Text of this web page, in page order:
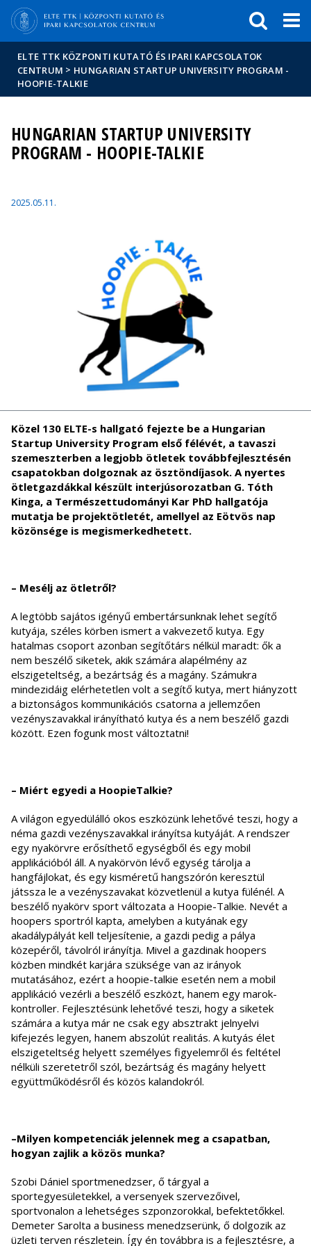
Hírek
Események
ELTE a
sajtóban
ELTE TTK KÖZPONTI KUTATÓ ÉS IPARI KAPCSOLATOK
CENTRUM > HUNGARIAN STARTUP UNIVERSITY PROGRAM -
HOOPIE-TALKIE
HUNGARIAN STARTUP UNIVERSITY
PROGRAM - HOOPIE-TALKIE
2025.05.11.
Közel 130 ELTE-s hallgató fejezte be a Hungarian
Startup University Program első félévét, a tavaszi
szemeszterben a legjobb ötletek továbbfejlesztésén
csapatokban dolgoznak az ösztöndíjasok. A nyertes
ötletgazdákkal készült interjúsorozatban G. Tóth
Kinga, a Természettudományi Kar PhD hallgatója
mutatja be projektötletét, amellyel az Eötvös nap
közönsége is megismerkedhetett.
– Mesélj az ötletről?
A legtöbb sajátos igényű embertársunknak lehet segítő
kutyája, széles körben ismert a vakvezető kutya. Egy
hatalmas csoport azonban segítőtárs nélkül maradt: ők a
nem beszélő siketek, akik számára alapélmény az
elszigeteltség, a bezártság és a magány. Számukra
mindezidáig elérhetetlen volt a segítő kutya, mert hiányzott
a biztonságos kommunikációs csatorna a jellemzően
vezényszavakkal irányítható kutya és a nem beszélő gazdi
között. Ezen fogunk most változtatni!
– Miért egyedi a HoopieTalkie?
A világon egyedülálló okos eszközünk lehetővé teszi, hogy a
néma gazdi vezényszavakkal irányítsa kutyáját. A rendszer
egy nyakörvre erősíthető egységből és egy mobil
applikációból áll. A nyakörvön lévő egység tárolja a
hangfájlokat, és egy kisméretű hangszórón keresztül
játssza le a vezényszavakat közvetlenül a kutya fülénél. A
beszélő nyakörv sport változata a Hoopie-Talkie. Nevét a
hoopers sportról kapta, amelyben a kutyának egy
akadálypályát kell teljesítenie, a gazdi pedig a pálya
közepéről, távolról irányítja. Mivel a gazdinak hoopers
közben mindkét karjára szüksége van az irányok
mutatásához, ezért a hoopie-talkie esetén nem a mobil
applikáció vezérli a beszélő eszközt, hanem egy marok-
kontroller. Fejlesztésünk lehetővé teszi, hogy a siketek
számára a kutya már ne csak egy absztrakt jelnyelvi
kifejezés legyen, hanem abszolút realitás. A kutyás élet
elszigeteltség helyett személyes figyelemről és feltétel
nélküli szeretetről szól, bezártság és magány helyett
együttműködésről és közös kalandokról.
–Milyen kompetenciák jelennek meg a csapatban,
hogyan zajlik a közös munka?
Szobi Dániel sportmenedzser, ő tárgyal a
sportegyesületekkel, a versenyek szervezőivel,
sportvonalon a lehetséges szponzorokkal, befektetőkkel.
Demeter Sarolta a business menedzserünk, ő dolgozik az
üzleti terven részletein. Így én továbbra is a fejlesztésre, a